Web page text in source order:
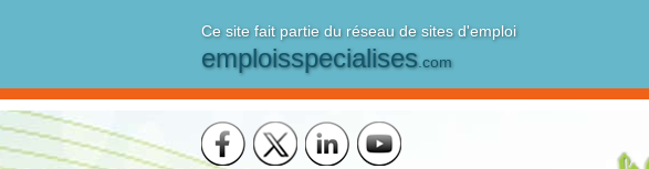
Ce site fait partie du réseau de sites d'emploi
emploisspecialises.com